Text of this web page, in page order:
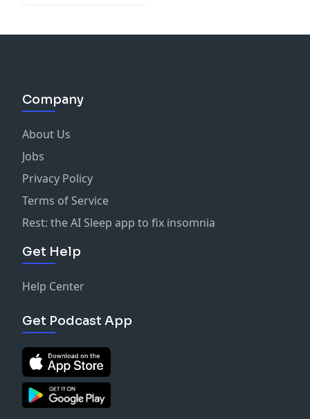
Company
About Us
Jobs
Privacy Policy
Terms of Service
Rest: the AI Sleep app to fix insomnia
Get Help
Help Center
Get Podcast App